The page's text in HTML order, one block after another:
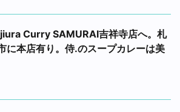
Curry SAMURAI吉祥寺店へ。札
に本店有り。侍.のスープカレーは美